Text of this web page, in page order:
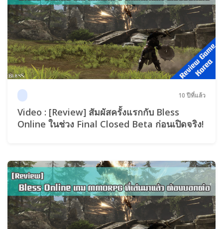
10 ปีที่แล้ว
Video : [Review] สัมผัสครั้งแรกกับ Bless
Online ในช่วง Final Closed Beta ก่อนเปิดจริง!